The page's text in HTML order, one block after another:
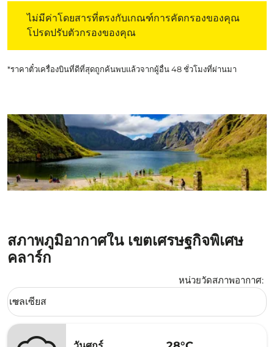
ไม่มีค่าโดยสารที่ตรงกับเกณฑ์การคัดกรองของคุณ
โปรดปรับตัวกรองของคุณ
*ราคาตั๋วเครื่องบินที่ดีที่สุดถูกค้นพบแล้วจากผู้อื่น 48 ชั่วโมงที่ผ่านมา
สภาพภูมิอากาศใน เขตเศรษฐกิจพิเศษ
คลาร์ก
หน่วยวัดสภาพอากาศ:
Weather unit option เซลเซียส Selected
เซลเซียส
keyboard_arrow_down